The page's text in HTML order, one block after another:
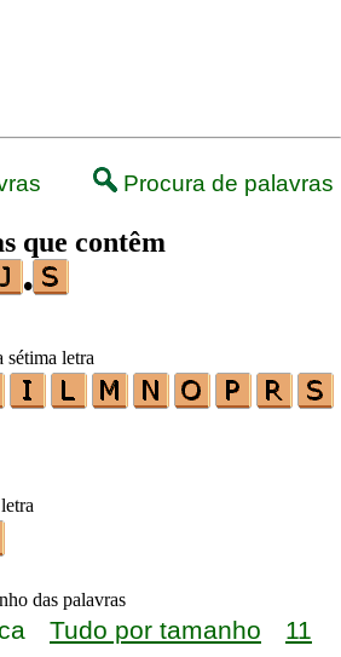
Procura de palavras
que contêm
•
sétima letra
das palavras
Tudo por tamanho
11